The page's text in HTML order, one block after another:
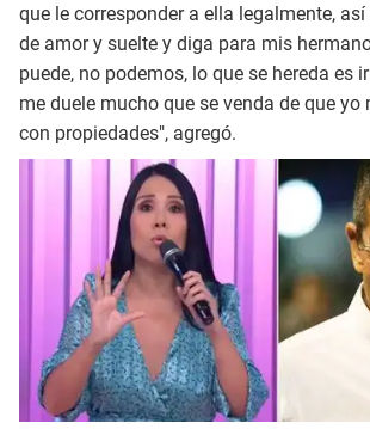
que le corresponder a ella legalmente,
de amor y suelte y diga para mis
puede, no podemos, lo que se hereda es
me duele mucho que se venda de que yo
con propiedades", agregó.